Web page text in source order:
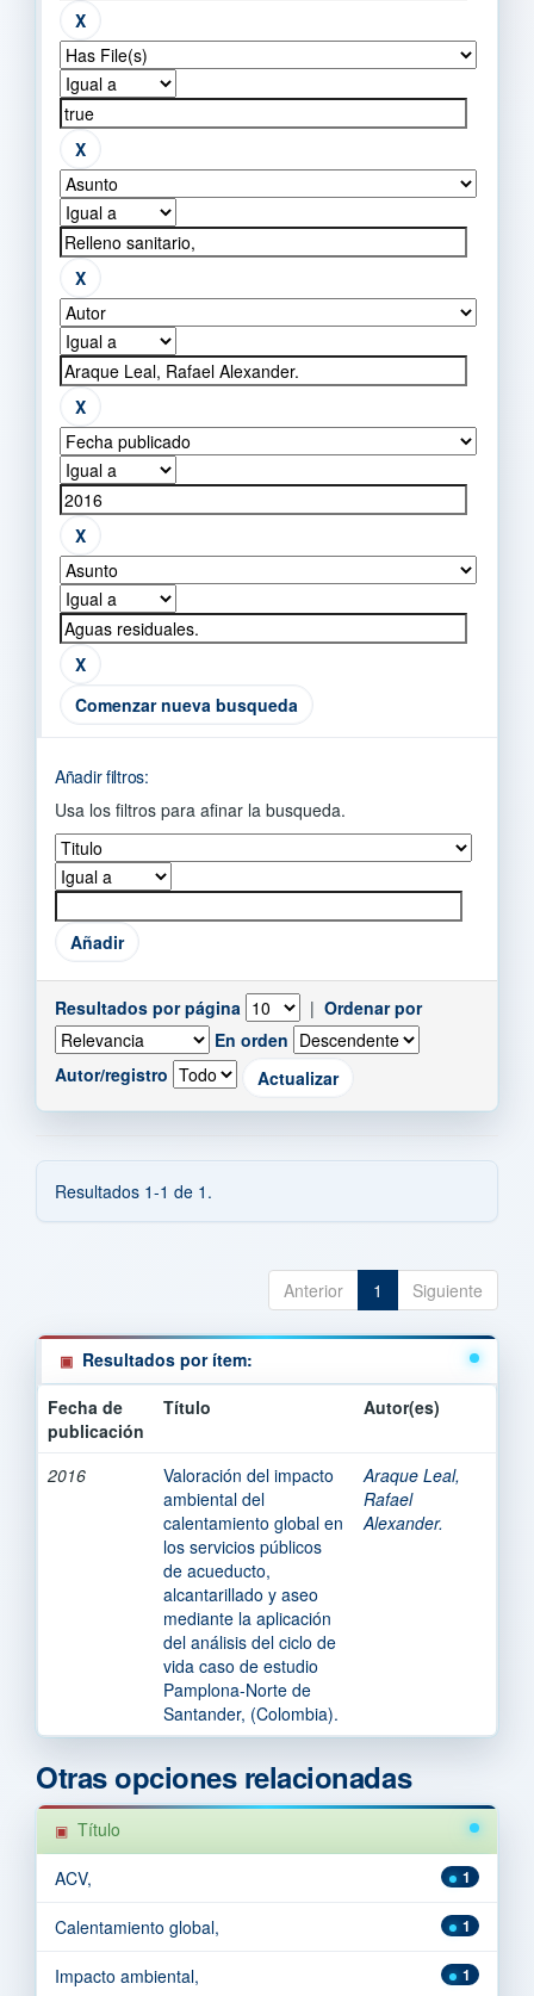
Comenzar nueva busqueda
Añadir filtros:
Usa los filtros para afinar la busqueda.
Resultados por página | Ordenar por
En orden
Autor/registro
Resultados 1-1 de 1.
Anterior 1 Siguiente
Resultados por ítem:
Fecha de
publicación
Título Autor(es)
2016
Valoración del impacto
ambiental del
calentamiento global en
los servicios públicos
de acueducto,
alcantarillado y aseo
mediante la aplicación
del análisis del ciclo de
vida caso de estudio
Pamplona-Norte de
Santander, (Colombia).
Araque Leal,
Rafael
Alexander.
Otras opciones relacionadas
Título
1
ACV,
1
Calentamiento global,
1
Impacto ambiental,